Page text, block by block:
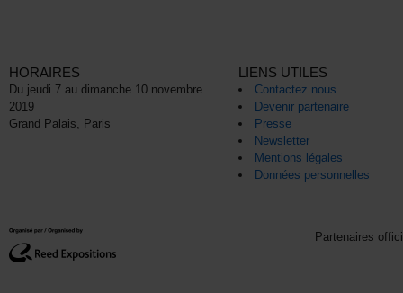
HORAIRES
Du jeudi 7 au dimanche 10 novembre
2019
Grand Palais, Paris
LIENS UTILES
Contactez nous
Devenir partenaire
Presse
Newsletter
Mentions légales
Données personnelles
Partenaires